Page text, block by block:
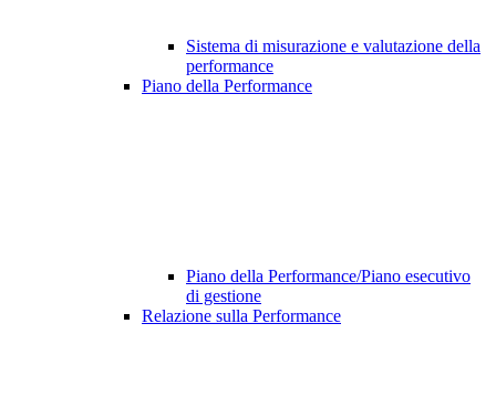
Sistema di misurazione e valutazione della
performance
Piano della Performance
Piano della Performance/Piano esecutivo
di gestione
Relazione sulla Performance